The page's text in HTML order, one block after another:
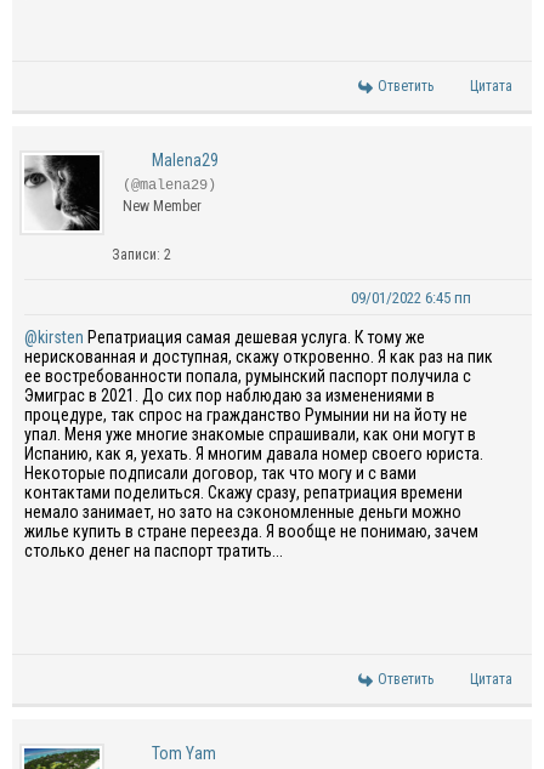
Ответить Цитата
Malena29
(@malena29)
New Member
Записи: 2
09/01/2022 6:45 пп
@kirsten Репатриация самая дешевая услуга. К тому же
нерискованная и доступная, скажу откровенно. Я как раз на пик
ее востребованности попала, румынский паспорт получила с
Эмиграс в 2021. До сих пор наблюдаю за изменениями в
процедуре, так спрос на гражданство Румынии ни на йоту не
упал. Меня уже многие знакомые спрашивали, как они могут в
Испанию, как я, уехать. Я многим давала номер своего юриста.
Некоторые подписали договор, так что могу и с вами
контактами поделиться. Скажу сразу, репатриация времени
немало занимает, но зато на сэкономленные деньги можно
жилье купить в стране переезда. Я вообще не понимаю, зачем
столько денег на паспорт тратить...
Ответить Цитата
Tom Yam